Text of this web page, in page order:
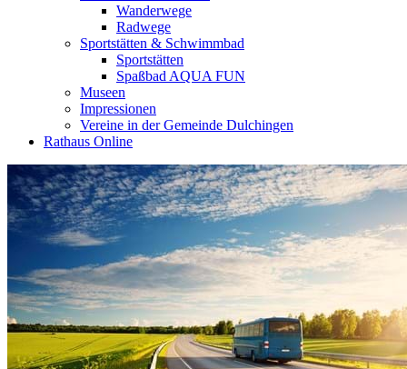
Wanderwege
Radwege
Sportstätten & Schwimmbad
Sportstätten
Spaßbad AQUA FUN
Museen
Impressionen
Vereine in der Gemeinde Dulchingen
Rathaus Online